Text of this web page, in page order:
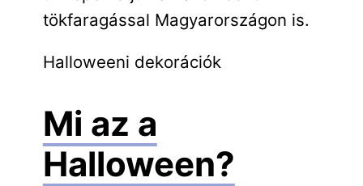
tökfaragással Magyarországon is.
Halloweeni dekorációk
Mi az a
Halloween?